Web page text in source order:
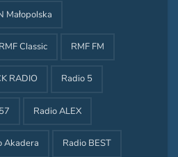
Małopolska
RMF Classic RMF FM
RADIO Radio 5
Radio ALEX
Akadera Radio BEST